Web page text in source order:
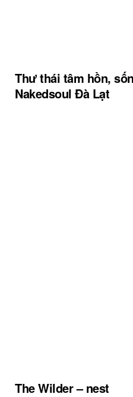
Thư thái tâm hồn,
Nakedsoul Đà Lạt
The Wilder – nest